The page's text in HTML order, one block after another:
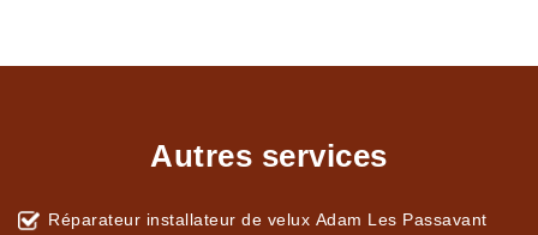
Autres services
Réparateur installateur de velux Adam Les Passavant